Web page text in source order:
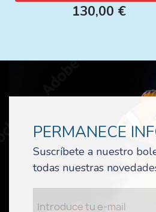
130,00 €
PERMANECE
Suscríbete a nuestro
todas nuestras